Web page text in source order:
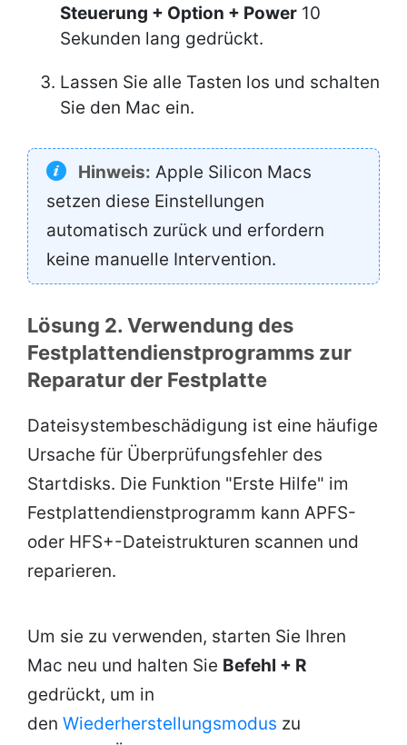
Steuerung + Option + Power 10
Sekunden lang gedrückt.
Lassen Sie alle Tasten los und schalten
Sie den Mac ein.
Hinweis: Apple Silicon Macs
setzen diese Einstellungen
automatisch zurück und erfordern
keine manuelle Intervention.
Lösung 2. Verwendung des
Festplattendienstprogramms zur
Reparatur der Festplatte
Dateisystembeschädigung ist eine häufige
Ursache für Überprüfungsfehler des
Startdisks. Die Funktion "Erste Hilfe" im
Festplattendienstprogramm kann APFS-
oder HFS+-Dateistrukturen scannen und
reparieren.
Um sie zu verwenden, starten Sie Ihren
Mac neu und halten Sie Befehl + R
gedrückt, um in
den Wiederherstellungsmodus zu